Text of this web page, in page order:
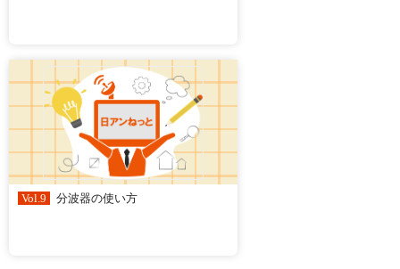
Vol.9 分波器の使い方